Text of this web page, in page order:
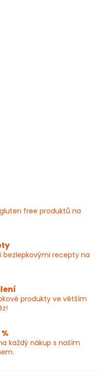
free produktů na
bezlepkovými recepty na
produkty ve větším
každý nákup s naším